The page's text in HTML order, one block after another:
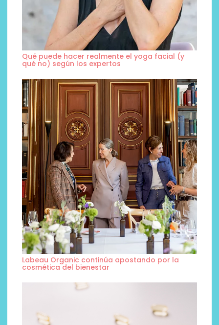
Qué puede hacer realmente el yoga facial (y
qué no) según los expertos
Labeau Organic continúa apostando por la
cosmética del bienestar